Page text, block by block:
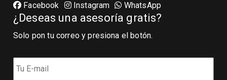
Facebook
Instagram WhatsApp
¿Deseas una asesoría gratis?
Solo pon tu correo y presiona el botón.